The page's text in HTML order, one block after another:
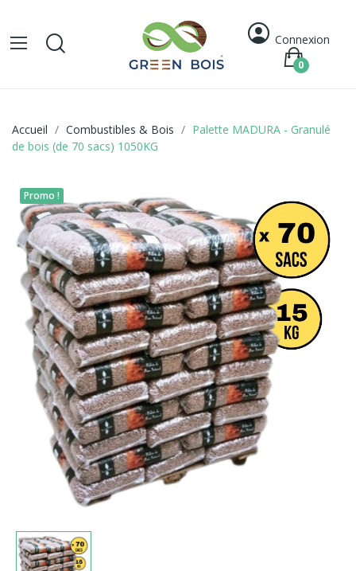
Connexion
0
Accueil Combustibles & Bois
Palette MADURA - Granulé
de bois (de 70 sacs) 1050KG
Promo !